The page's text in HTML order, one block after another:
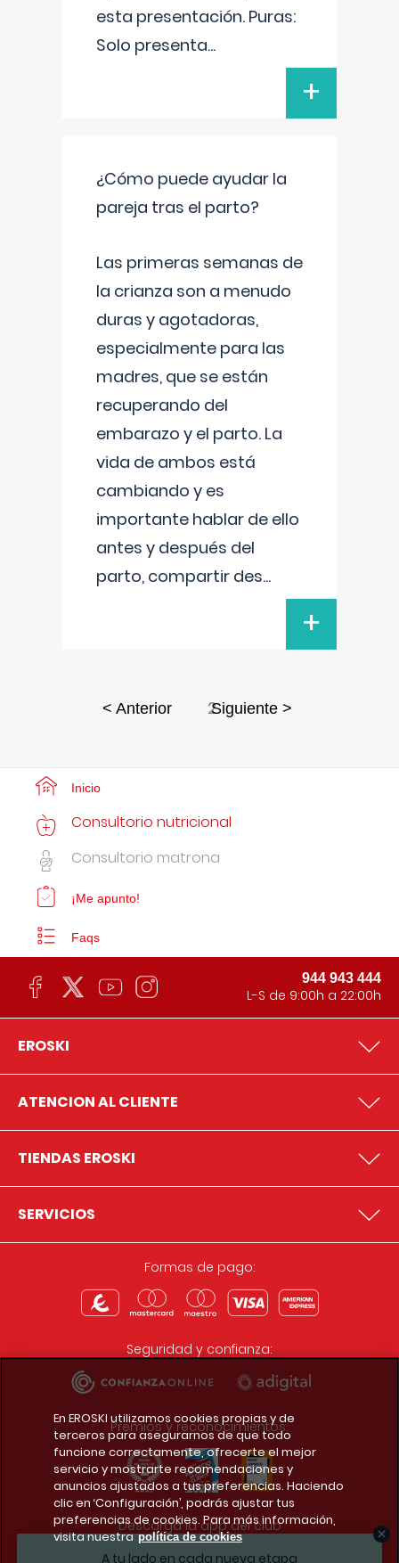
esta presentación. Puras:
Solo presenta...
+
¿Cómo puede ayudar la
pareja tras el parto?
Las primeras semanas de
la crianza son a menudo
duras y agotadoras,
especialmente para las
madres, que se están
recuperando del
embarazo y el parto. La
vida de ambos está
cambiando y es
importante hablar de ello
antes y después del
parto, compartir des...
+
< Anterior 2Siguiente >
A tu lado en cada nueva etapa
Inicio
Consultorio nutricional
Consultorio matrona
¡Me apunto!
Faqs
944 943 444
L-S de 9:00h a 22:00h
EROSKI
ATENCION AL CLIENTE
TIENDAS EROSKI
SERVICIOS
Formas de pago:
Seguridad y confianza:
Premios y reconocimientos:
Descarga la app del club
En EROSKI utilizamos cookies propias y de
terceros para asegurarnos de que todo
funcione correctamente, ofrecerte el mejor
servicio y mostrarte recomendaciones y
anuncios ajustados a tus preferencias. Haciendo
clic en ‘Configuración’, podrás ajustar tus
preferencias de cookies. Para más información,
visita nuestra política de cookies